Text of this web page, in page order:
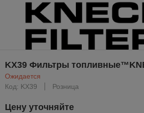
KX39 Фильтры
Ожидается
Код: KX39
Розница
Цену уточняйте